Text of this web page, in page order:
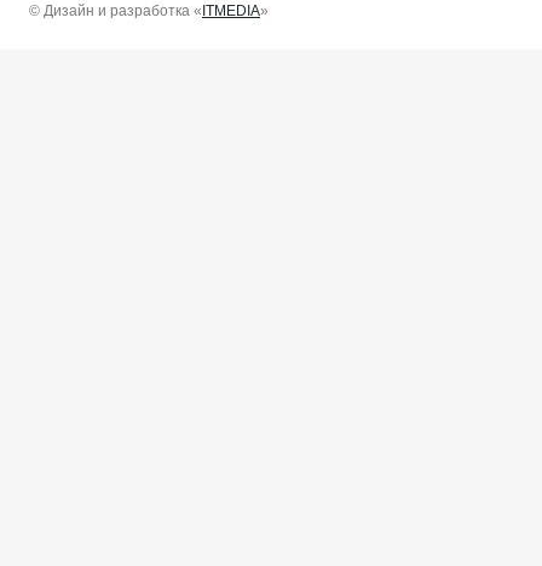
© Дизайн и разработка «ITMEDIA»